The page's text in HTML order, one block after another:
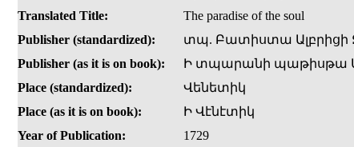
Translated Title:
The paradise of the soul
Publisher (standardized):
տպ. Բատիստա Ալբրիցի
Publisher (as it is on book):
Ի տպարանի պաթիսթա
Place (standardized):
Վենետիկ
Place (as it is on book):
Ի Վէնէտիկ
Year of Publication:
1729